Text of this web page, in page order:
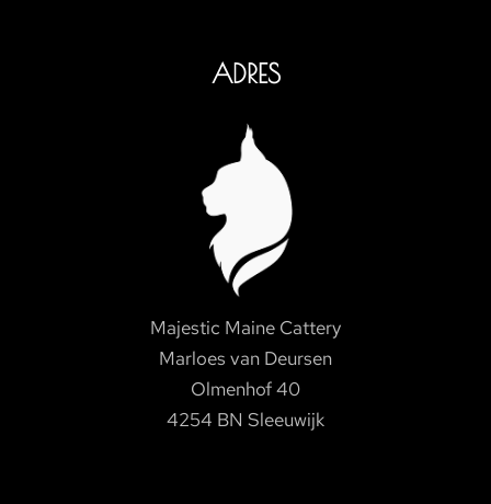
ADRES
Majestic Maine Cattery
Marloes van Deursen
Olmenhof 40
4254 BN Sleeuwijk